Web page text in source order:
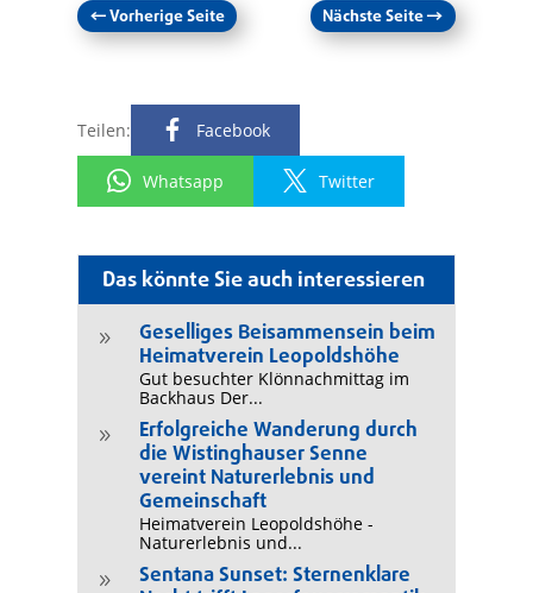
Das könnte Sie auch interessieren
9
Geselliges Beisammensein beim
Heimatverein Leopoldshöhe
Gut besuchter Klönnachmittag im
Backhaus Der...
9
Erfolgreiche Wanderung durch
die Wistinghauser Senne
vereint Naturerlebnis und
Gemeinschaft
Heimatverein Leopoldshöhe -
Naturerlebnis und...
9
Sentana Sunset: Sternenklare
←Vorherige Seite Nächste Seite→
Teilen: Facebook
Whatsapp Twitter